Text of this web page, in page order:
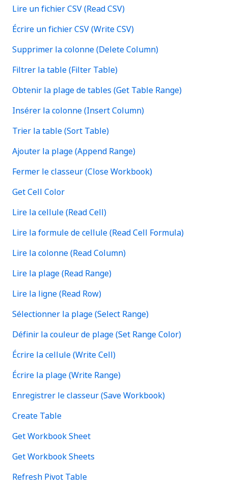
Lire un fichier CSV (Read CSV)
Écrire un fichier CSV (Write CSV)
Supprimer la colonne (Delete Column)
Filtrer la table (Filter Table)
Obtenir la plage de tables (Get Table Range)
Insérer la colonne (Insert Column)
Trier la table (Sort Table)
Ajouter la plage (Append Range)
Fermer le classeur (Close Workbook)
Get Cell Color
Lire la cellule (Read Cell)
Lire la formule de cellule (Read Cell Formula)
Lire la colonne (Read Column)
Lire la plage (Read Range)
Lire la ligne (Read Row)
Sélectionner la plage (Select Range)
Définir la couleur de plage (Set Range Color)
Écrire la cellule (Write Cell)
Écrire la plage (Write Range)
Enregistrer le classeur (Save Workbook)
Create Table
Get Workbook Sheet
Get Workbook Sheets
Refresh Pivot Table